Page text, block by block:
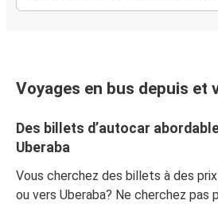
Voyages en bus depuis et
Des billets d’autocar
Uberaba
Vous cherchez des billets à des
ou vers Uberaba? Ne cherchez pas